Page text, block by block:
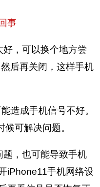
事
，可以换个地方尝
后再关闭，这样手机
成手机信号不好。
可解决问题。
，也可能导致手机
iPhone11手机网络设